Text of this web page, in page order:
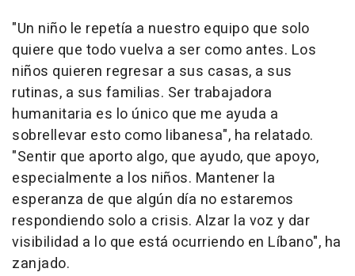
"Un niño le repetía a nuestro equipo que solo
quiere que todo vuelva a ser como antes. Los
niños quieren regresar a sus casas, a sus
rutinas, a sus familias. Ser trabajadora
humanitaria es lo único que me ayuda a
sobrellevar esto como libanesa", ha relatado.
"Sentir que aporto algo, que ayudo, que apoyo,
especialmente a los niños. Mantener la
esperanza de que algún día no estaremos
respondiendo solo a crisis. Alzar la voz y dar
visibilidad a lo que está ocurriendo en Líbano", ha
zanjado.